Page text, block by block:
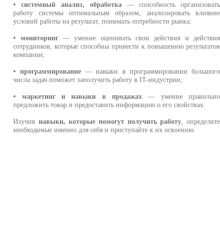
• системный анализ, обработка — способность организовать
работу системы оптимальным образом, анализировать влияние
условий работы на результат, понимать потребности рынка;
• мониторинг— умение оценивать свои действия и действия
сотрудников, которые способны привести к повышению результатов
компании;
• программирование— навыки в программировании большого
числа задач поможет заполучить работу в IT-индустрии;
• маркетинг и навыки в продажах — умение правильно
предложить товар и предоставить информацию о его свойствах.
Изучивнавыки, которые помогут получить работу , определите
необходимые именно для себя и приступайте к их освоению.